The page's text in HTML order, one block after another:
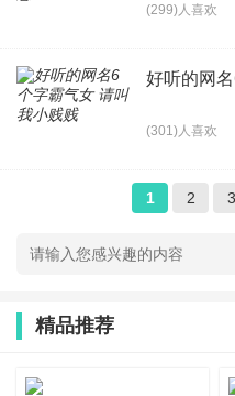
(299)人喜欢
好听的网
(301)人喜欢
1 2 3
精品推荐